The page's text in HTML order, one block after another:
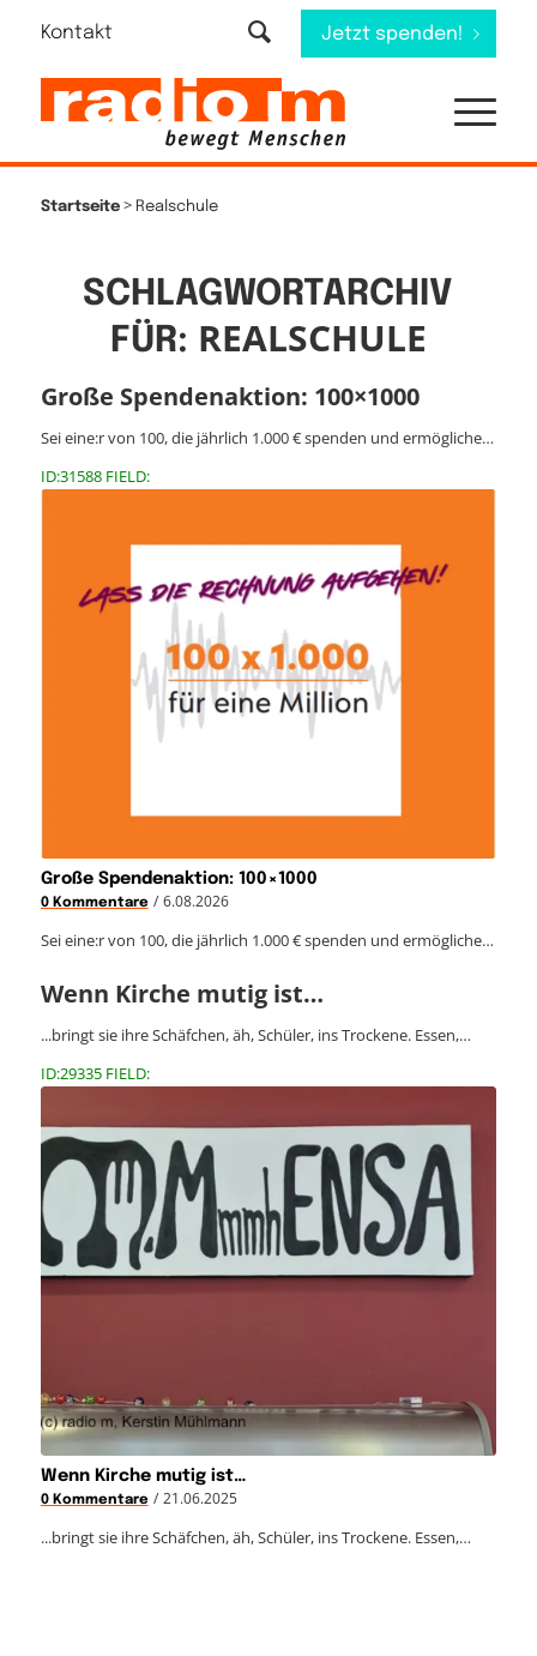
Kontakt Jetzt spenden!
Startseite> Realschule
SCHLAGWORTARCHIV
FÜR: REALSCHULE
Große Spendenaktion: 100×1000
Sei eine:r von 100, die jährlich 1.000 € spenden und ermögliche…
ID:31588 FIELD:
Große Spendenaktion: 100×1000
0 Kommentare / 6.08.2026
Sei eine:r von 100, die jährlich 1.000 € spenden und ermögliche…
Wenn Kirche mutig ist…
...bringt sie ihre Schäfchen, äh, Schüler, ins Trockene. Essen,…
ID:29335 FIELD:
Wenn Kirche mutig ist…
0 Kommentare / 21.06.2025
...bringt sie ihre Schäfchen, äh, Schüler, ins Trockene. Essen,…